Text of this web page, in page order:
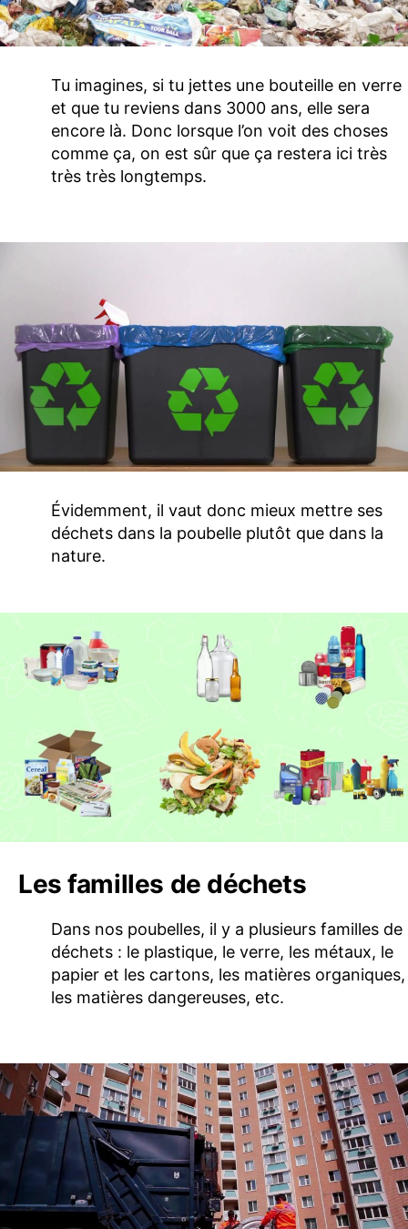
Tu imagines, si tu jettes une bouteille en verre
et que tu reviens dans 3000 ans, elle sera
encore là. Donc lorsque l’on voit des choses
comme ça, on est sûr que ça restera ici très
très très longtemps.
Évidemment, il vaut donc mieux mettre ses
déchets dans la poubelle plutôt que dans la
nature.
Les familles de déchets
Dans nos poubelles, il y a plusieurs familles de
déchets : le plastique, le verre, les métaux, le
papier et les cartons, les matières organiques,
les matières dangereuses, etc.